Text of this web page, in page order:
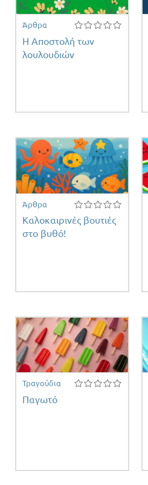
Άρθρα
Η Αποστολή των
λουλουδιών
Άρθρα
Καλοκαιρινές βουτιές
στο βυθό!
Τραγούδια
Παγωτό